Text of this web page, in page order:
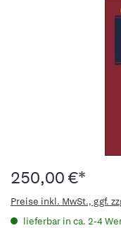
250,00 €*
Preise inkl. MwSt., ggf.
lieferbar in ca. 2-4